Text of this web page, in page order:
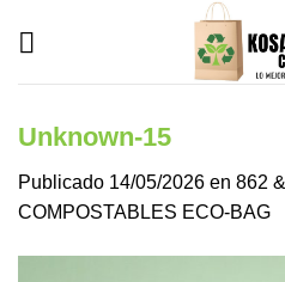
Unknown-15
Publicado 14/05/2026 en 862
COMPOSTABLES ECO-BAG